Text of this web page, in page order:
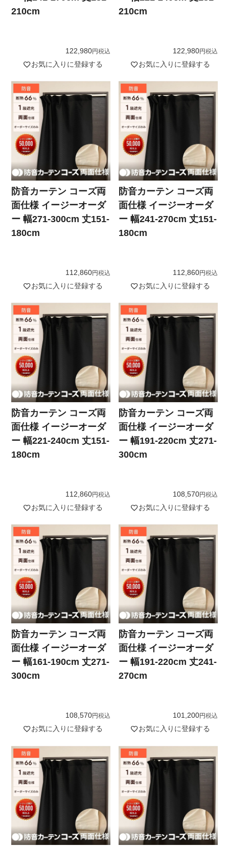
210cm
122,980 税込
お気に入りに登録する
210cm
122,980 税込
お気に入りに登録する
防音カーテン コーズ両
面仕様 イージーオーダ
ー 幅271-300cm 丈151-
180cm
112,860 税込
お気に入りに登録する
防音カーテン コーズ両
面仕様 イージーオーダ
ー 幅241-270cm 丈151-
180cm
112,860 税込
お気に入りに登録する
防音カーテン コーズ両
面仕様 イージーオーダ
ー 幅221-240cm 丈151-
180cm
112,860 税込
お気に入りに登録する
防音カーテン コーズ両
面仕様 イージーオーダ
ー 幅191-220cm 丈271-
300cm
108,570 税込
お気に入りに登録する
防音カーテン コーズ両
面仕様 イージーオーダ
ー 幅161-190cm 丈271-
300cm
108,570 税込
お気に入りに登録する
防音カーテン コーズ両
面仕様 イージーオーダ
ー 幅191-220cm 丈241-
270cm
101,200 税込
お気に入りに登録する